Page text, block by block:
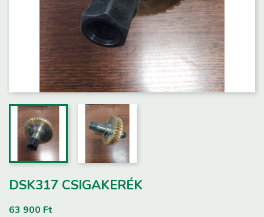
DSK317 CSIGAKERÉK
63 900 Ft